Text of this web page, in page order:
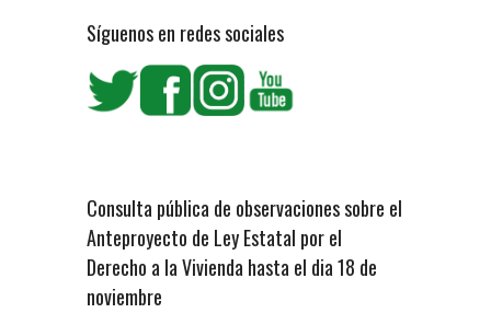
Síguenos en redes sociales
Consulta pública de observaciones sobre el
Anteproyecto de Ley Estatal por el
Derecho a la Vivienda hasta el dia 18 de
noviembre